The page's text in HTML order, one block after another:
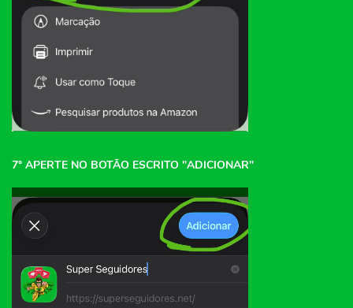
7° APERTE NO BOTÃO ESCRITO "ADICIONAR"